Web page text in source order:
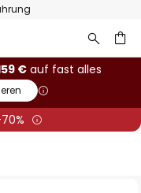
€auf fast alles